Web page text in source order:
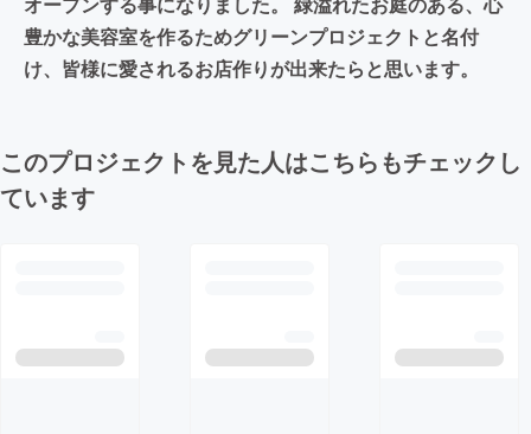
豊かな美容室を作るためグリーンプロジェクトと名付
け、皆様に愛されるお店作りが出来たらと思います。
このプロジェクトを見た人はこちらもチェックし
ています